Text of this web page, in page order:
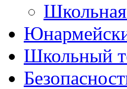
Школьный